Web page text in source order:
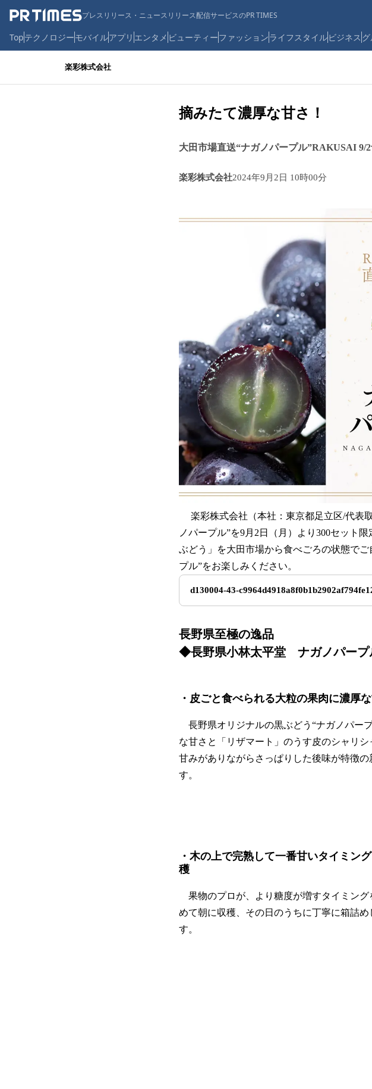
プレスリリース・ニュースリリース配信サービスのPR TIMES
Topテクノロジーモバイルアプリ エンタメ ビューティーファッションライフスタイルビジネス グ
楽彩株式会社
摘みたて濃厚な甘さ！
大田市場直送“ナガノパープル”RAKUSAI 9/
楽彩株式会社2024年9月2日 10時00分
楽彩株式会社（本社：東京都足立区/代表
ノパープル”を9月2日（月）より300セット
ぶどう」を大田市場から食べごろの状態で
プル”をお楽しみください。
d130004-43-
長野県至極の逸品
◆長野県小林太平堂 ナガノパープ
・皮ごと食べられる大粒の果肉に濃厚
長野県オリジナルの黒ぶどう“ナガノパー
な甘さと「リザマート」のうす皮のシャリシ
甘みがありながらさっぱりした後味が特徴
す。
・木の上で完熟して一番甘いタイミン
穫
果物のプロが、より糖度が増すタイミング
めて朝に収穫、その日のうちに丁寧に箱詰め
す。